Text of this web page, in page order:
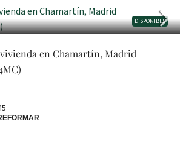
DISPONIBLE
en Chamartín, Madrid